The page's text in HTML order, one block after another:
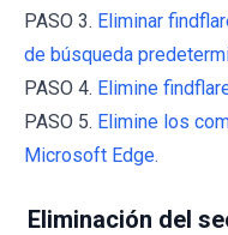
PASO 3. Eliminar
de búsqueda
PASO 4. Elimine
PASO 5. Elimine los
Microsoft Edge.
Eliminación del